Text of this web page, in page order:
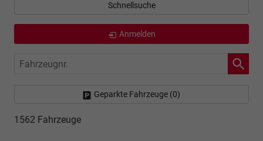
Schnellsuche
Anmelden
Fahrzeugnr.
Geparkte Fahrzeuge (0)
1562 Fahrzeuge